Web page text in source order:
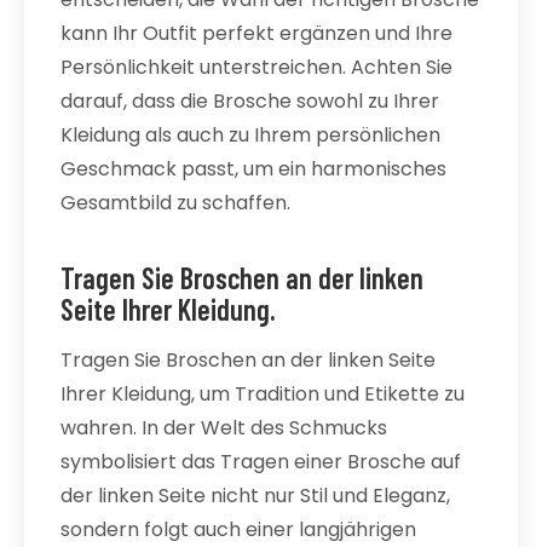
kann Ihr Outfit perfekt ergänzen und Ihre
Persönlichkeit unterstreichen. Achten Sie
darauf, dass die Brosche sowohl zu Ihrer
Kleidung als auch zu Ihrem persönlichen
Geschmack passt, um ein harmonisches
Gesamtbild zu schaffen.
Tragen Sie Broschen an der linken
Seite Ihrer Kleidung.
Tragen Sie Broschen an der linken Seite
Ihrer Kleidung, um Tradition und Etikette zu
wahren. In der Welt des Schmucks
symbolisiert das Tragen einer Brosche auf
der linken Seite nicht nur Stil und Eleganz,
sondern folgt auch einer langjährigen